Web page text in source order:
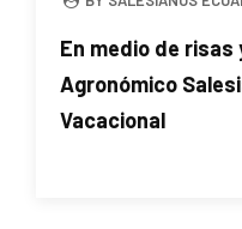
En medio de risas
Agronómico
Vacacional